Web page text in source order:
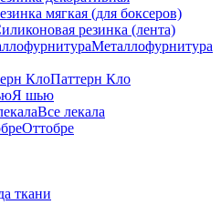
мягкая (для боксеров)
резинка (лента)
Металлофурнитура
Паттерн Кло
Я шью
Все лекала
Оттобре
ткани